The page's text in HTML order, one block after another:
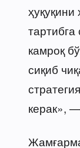
камроқ
сиқиб
керак»,